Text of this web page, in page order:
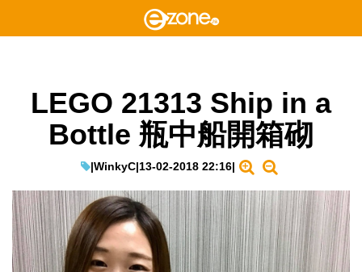
LEGO 21313 Ship in a
Bottle 瓶中船開箱砌
|WinkyC|13-02-2018 22:16|